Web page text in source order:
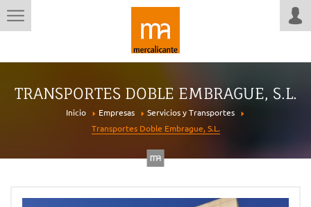
TRANSPORTES DOBLE EMBRAGUE, S.L.
Inicio Empresas
Servicios y Transportes
Transportes Doble Embrague, S.L.